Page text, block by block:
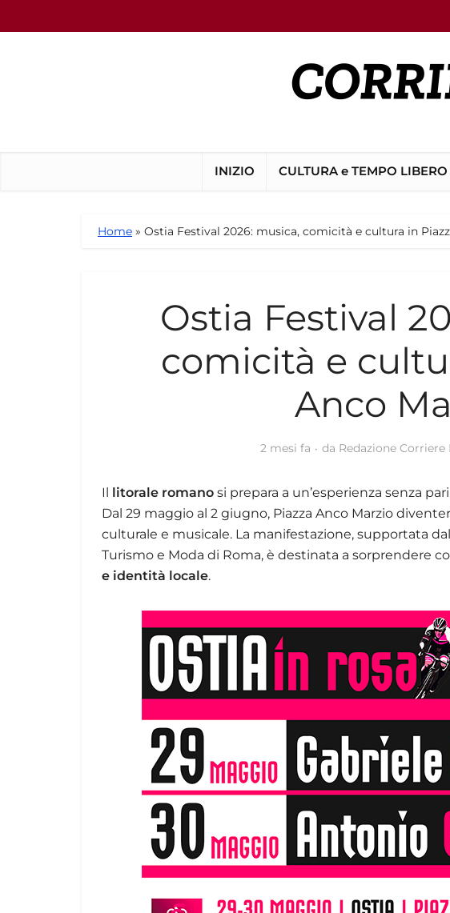
INIZIO CULTURA e TEMPO LIBERO
Home » Ostia Festival 2026: musica, comicità e cultura in
Ostia Festival
comicità e
Anco
2 mesi fa da Redazione Corriere
Il litorale romano si prepara a un’esperienza senza
Dal 29 maggio al 2 giugno, Piazza Anco Marzio
culturale e musicale. La manifestazione, supportata
Turismo e Moda di Roma, è destinata a sorprendere
e identità locale.